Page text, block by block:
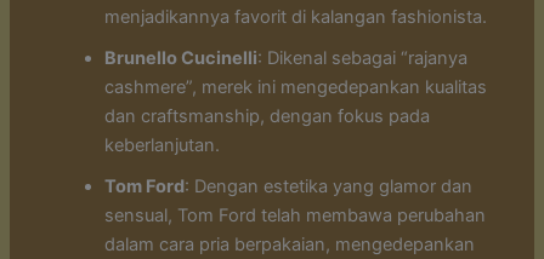
menjadikannya favorit di kalangan fashionista.
Brunello Cucinelli: Dikenal sebagai “rajanya
cashmere”, merek ini mengedepankan kualitas
dan craftsmanship, dengan fokus pada
keberlanjutan.
Tom Ford: Dengan estetika yang glamor dan
sensual, Tom Ford telah membawa perubahan
dalam cara pria berpakaian, mengedepankan